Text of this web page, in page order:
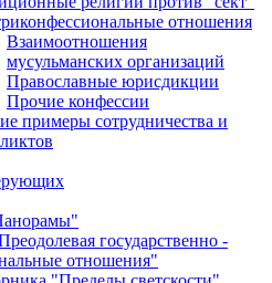
отношения
Взаимоотношения
мусульманских организаций
Православные юрисдикции
Прочие конфессии
примеры сотрудничества и
государственно -
отношения"